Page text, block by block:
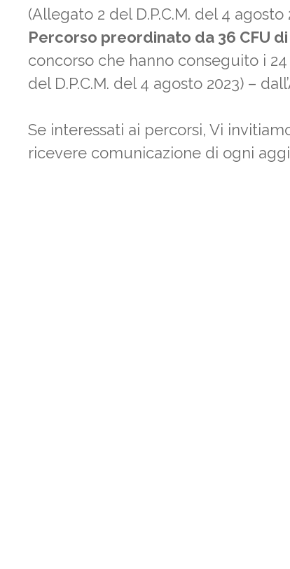
(Allegato 2 del D.P.C.M. del 4 agosto
Percorso preordinato da 36 CFU
concorso che hanno conseguito i
del D.P.C.M. del 4 agosto 2023) –
Se interessati ai percorsi, Vi
ricevere comunicazione di ogni